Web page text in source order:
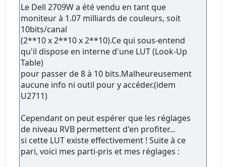
Le Dell 2709W a été vendu en tant que
moniteur à 1.07 milliards de couleurs, soit
10bits/canal
(2**10 x 2**10 x 2**10).Ce qui sous-entend
qu'il dispose en interne d'une LUT (Look-Up
Table)
pour passer de 8 à 10 bits.Malheureusement
aucune info ni outil pour y accéder.(idem
U2711)
Cependant on peut espérer que les réglages
de niveau RVB permettent d'en profiter...
si cette LUT existe effectivement ! Suite à ce
pari, voici mes parti-pris et mes réglages :